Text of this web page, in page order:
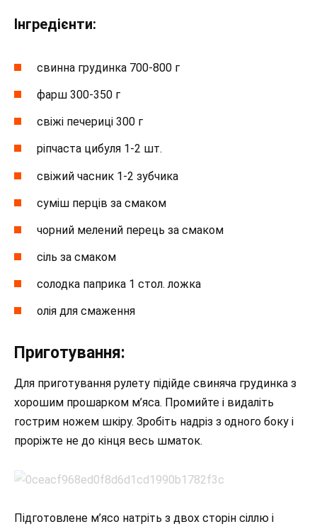
Інгредієнти:
свинна грудинка 700-800 г
фарш 300-350 г
свіжі печериці 300 г
ріпчаста цибуля 1-2 шт.
свіжий часник 1-2 зубчика
суміш перців за смаком
чорний мелений перець за смаком
сіль за смаком
солодка паприка 1 стол. ложка
олія для смаження
Приготування:
Для приготування рулету підійде свиняча грудинка з
хорошим прошарком м’яса. Промийте і видаліть
гострим ножем шкіру. Зробіть надріз з одного боку і
проріжте не до кінця весь шматок.
Підготовлене м’ясо натріть з двох сторін сіллю і